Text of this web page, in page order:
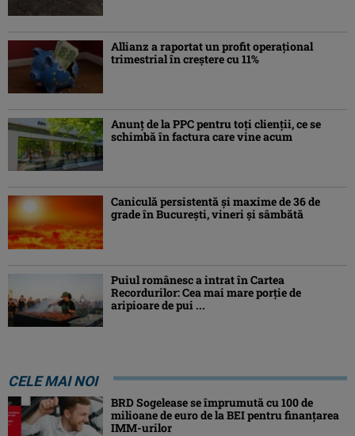
Allianz a raportat un profit operaţional
trimestrial în creștere cu 11%
Anunț de la PPC pentru toți clienții, ce se
schimbă în factura care vine acum
Caniculă persistentă şi maxime de 36 de
grade în Bucureşti, vineri şi sâmbătă
Puiul românesc a intrat în Cartea
Recordurilor: Cea mai mare porție de
aripioare de pui ...
CELE MAI NOI
BRD Sogelease se împrumută cu 100 de
milioane de euro de la BEI pentru finanțarea
IMM-urilor